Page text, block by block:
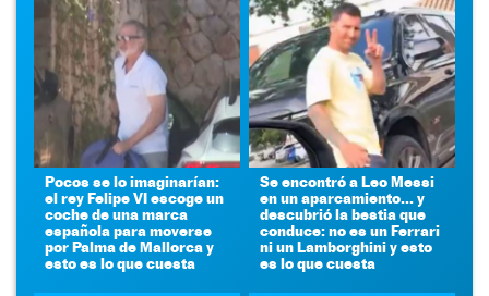
Pocos se lo imaginarían:
el rey Felipe VI escoge un
coche de una marca
española para moverse
por Palma de Mallorca y
esto es lo que cuesta
Se encontró a Leo Messi
en un aparcamiento... y
descubrió la bestia que
conduce: no es un Ferrari
ni un Lamborghini y esto
es lo que cuesta